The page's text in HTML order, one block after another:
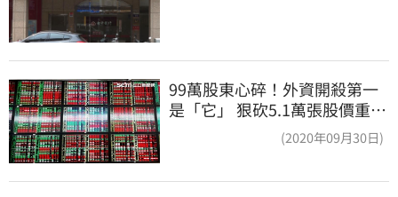
99萬股東心碎！外資開殺第一
是「它」 狠砍5.1萬張股價重挫
(2020年09月30日)